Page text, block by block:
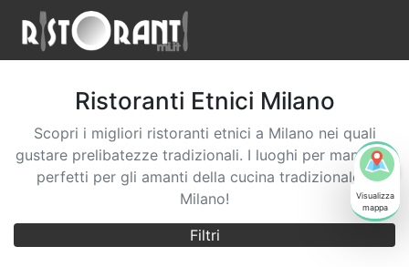
Ristoranti Etnici Milano
Scopri i migliori ristoranti etnici a Milano nei quali
gustare prelibatezze tradizionali. I luoghi per mangiare
perfetti per gli amanti della cucina tradizionale a
Milano!
Filtri